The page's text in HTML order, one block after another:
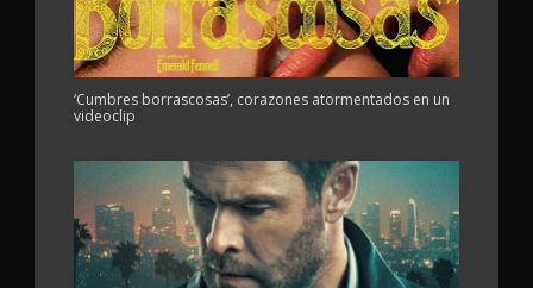
‘Cumbres borrascosas’, corazones atormentados en un
videoclip